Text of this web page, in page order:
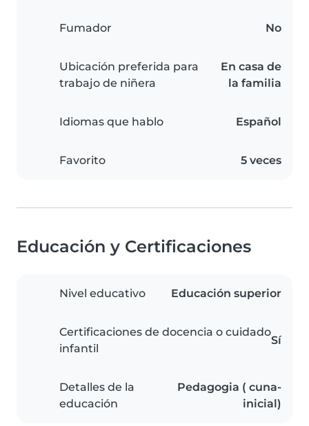
Fumador No
Ubicación preferida para
trabajo de niñera
En casa de
la familia
Idiomas que hablo Español
Favorito 5 veces
Educación y Certificaciones
Nivel educativo Educación superior
Certificaciones de docencia o cuidado
infantil
Sí
Detalles de la
educación
Pedagogia ( cuna-
inicial)